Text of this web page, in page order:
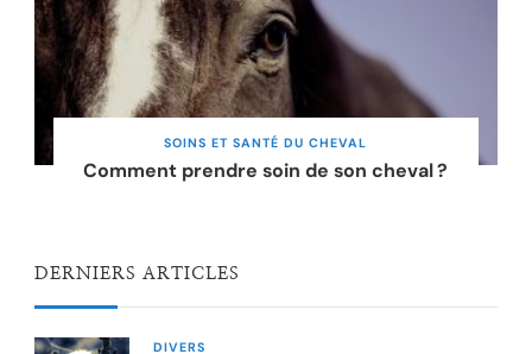
SOINS ET SANTÉ DU CHEVAL
Comment prendre soin de son cheval ?
DERNIERS ARTICLES
DIVERS